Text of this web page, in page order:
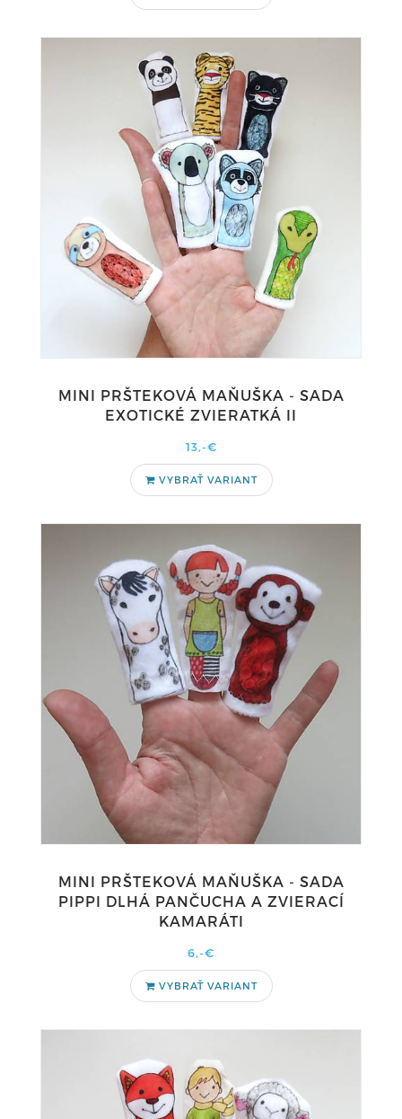
MINI PRŠTEKOVÁ MAŇUŠKA - SADA
EXOTICKÉ ZVIERATKÁ II
13,-€
VYBRAŤ VARIANT
MINI PRŠTEKOVÁ MAŇUŠKA - SADA
PIPPI DLHÁ PANČUCHA A ZVIERACÍ
KAMARÁTI
6,-€
VYBRAŤ VARIANT